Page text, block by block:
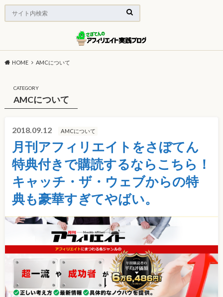
HOME AMCについて
CATEGORY
AMCについて
2018.09.12 AMCについて
月刊アフィリエイトをさぼてん
特典付きで購読するならこちら！
キャッチ・ザ・ウェブからの特
典も豪華すぎてやばい。